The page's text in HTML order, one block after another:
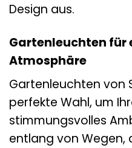
Design aus.
Gartenleuchten für
Atmosphäre
Gartenleuchten von
perfekte Wahl, um
stimmungsvolles
entlang von Wegen,